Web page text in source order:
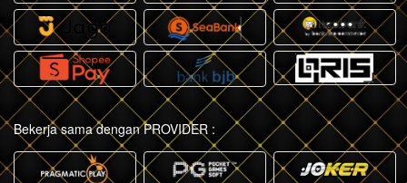
Bekerja sama dengan PROVIDER :